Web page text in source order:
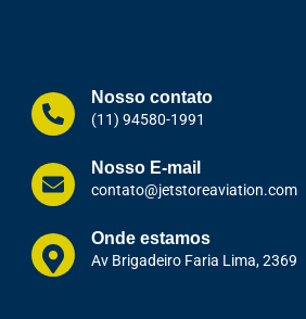
Nosso contato
(11) 94580-1991
Nosso E-mail
contato@jetstoreaviation.com
Onde estamos
Av Brigadeiro Faria Lima, 2369